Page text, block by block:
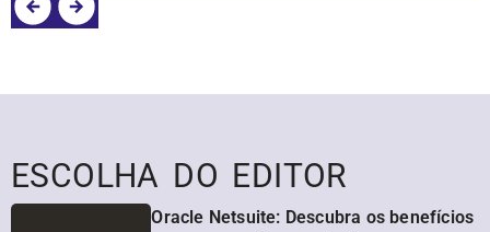
ESCOLHA DO EDITOR
Oracle Netsuite: Descubra os benefícios